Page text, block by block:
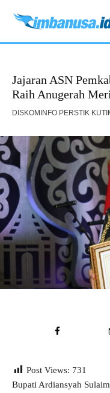
Jajaran ASN
Raih Anugerah
DISKOMINFO PERSTIK
Post Views: 731
Bupati Ardiansyah